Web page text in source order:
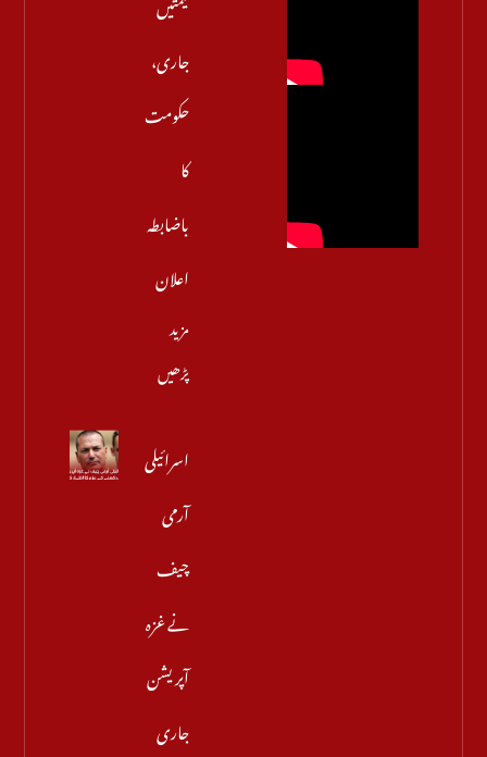
جاری،
حکومت
کا
باضابطہ
اعلان
مزید
پڑھیں
اسرائیلی
آرمی
چیف
نے غزہ
آپریشن
جاری